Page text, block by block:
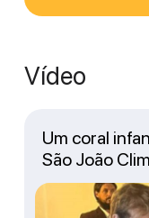
Vídeo
Um coral
São João